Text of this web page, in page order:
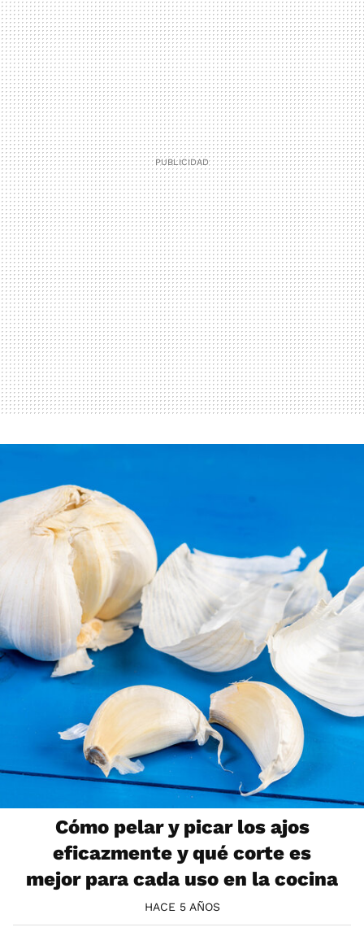
Cómo pelar y picar los ajos
eficazmente y qué corte es
mejor para cada uso en la cocina
HACE 5 AÑOS